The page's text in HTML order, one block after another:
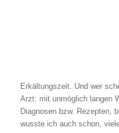
Erkältungszeit. Und wer
Arzt: mit unmöglich langen
Diagnosen bzw. Rezepten,
wusste ich auch schon,